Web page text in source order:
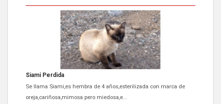
ADOPCIÓN URGENTE GATA TEROR GRAN CANARIA
El ayuntamiento se va a llevar a Los Gatos callejeros de la zona los
próximos días, ella incluida...